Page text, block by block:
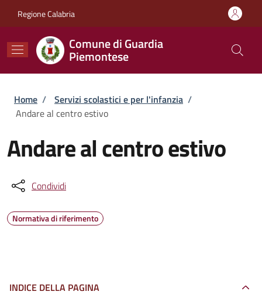
Regione Calabria
Comune di Guardia
Piemontese
Briciole di pane
Home / Servizi scolastici e per l'infanzia /
Andare al centro estivo
Andare al centro estivo
Condividi
Normativa di riferimento
INDICE DELLA PAGINA